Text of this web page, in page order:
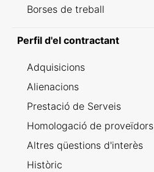
Borses de treball
Perfil d'el contractant
Adquisicions
Alienacions
Prestació de Serveis
Homologació de proveïdors
Altres qüestions d'interès
Històric